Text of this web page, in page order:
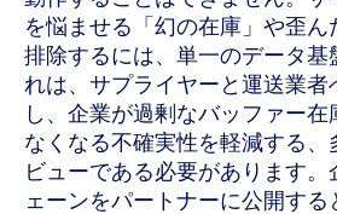
を悩ませる「幻の在庫」や歪ん
排除するには、単一のデータ基
れは、サプライヤーと運送業者
し、企業が過剰なバッファー
なくなる不確実性を軽減する、
ビューである必要があります
ェーンをパートナーに公開する